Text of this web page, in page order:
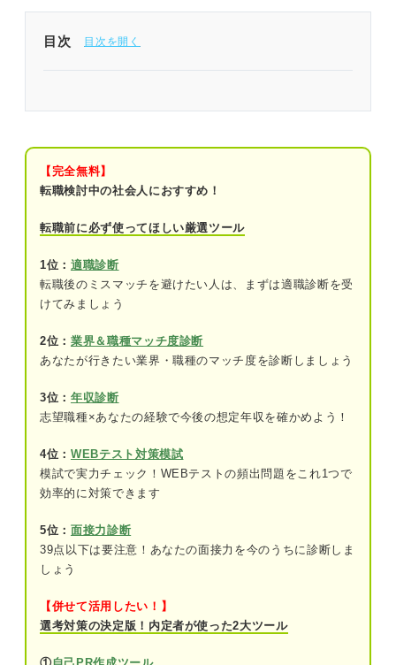
目次
いきなり退職届は一般的に非常識だと思われる！
その理由とは
就業規則を無視しているため
退職後に会社に迷惑がかかってしまうため
適切とされる退職届を出すタイミングは？
就業規則で定められているタイミング
再就職にも影響？ いきなり退職届を出す2つのリス
が高い
再就職先に良くない印象が伝わってしまう
いきなり退職届を出された企業の思いや反応は？
いきなり退職届を出しても非常識にならないおもな
3パターンを解説
①パワハラなどのハラスメントを受けた場
【完全無料】
転職検討中の社会人におすすめ！
転職前に必ず使ってほしい厳選ツール
1位： 適職診断
転職後のミスマッチを避けたい人は、まずは適職診断を受
けてみましょう
2位： 業界＆職種マッチ度診断
あなたが行きたい業界・職種のマッチ度を診断しましょう
3位： 年収診断
志望職種×あなたの経験で今後の想定年収を確かめよう！
4位： WEBテスト対策模試
模試で実力チェック！WEBテストの頻出問題をこれ1つで
効率的に対策できます
5位： 面接力診断
39点以下は要注意！あなたの面接力を今のうちに診断しま
しょう
【併せて活用したい！】
選考対策の決定版！内定者が使った2大ツール